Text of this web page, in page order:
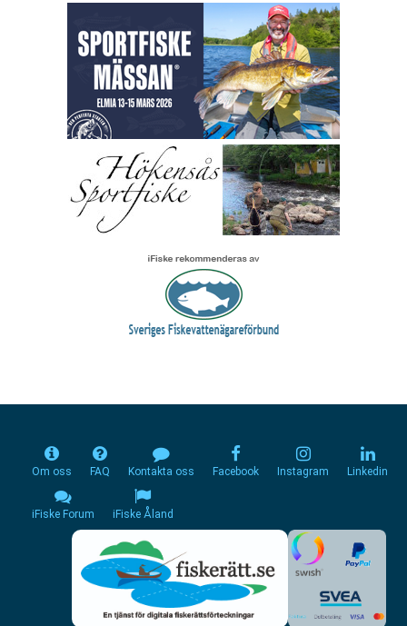
Om oss FAQ Kontakta oss Facebook Instagram Linkedin
iFiske Forum iFiske Åland